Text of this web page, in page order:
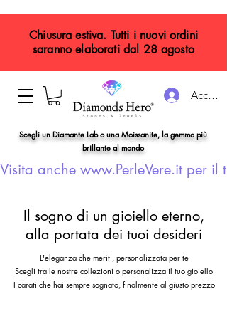
Accedi
Scegli un Diamante Lab o una Moissanite, la gemma più
brillante al mondo
Visita anche www.PerleVere.it per il
Chiusura estiva. Tutti i nuovi ordini
saranno elaborati dal 28 agosto
Il sogno di un gioiello eterno,
alla portata dei tuoi desideri
L'eleganza che meriti, personalizzata per te
Scegli tra le nostre collezioni o personalizza il tuo gioiello
I carati che hai sempre sognato, finalmente al giusto prezzo